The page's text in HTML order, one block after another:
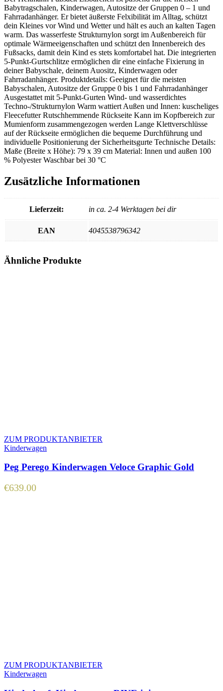
Babytragschalen, Kinderwagen, Autositze der Gruppen 0 – 1 und
Fahrradanhänger. Er bietet äußerste Felxibilität im Alltag, schützt
dein Kleines vor Wind und Wetter und hält es auch an kalten Tagen
warm. Das wasserfeste Strukturnylon sorgt im Außenbereich für
optimale Wärmeeigenschaften und schützt den Innenbereich des
Fußsacks, damit dein Kind es stets komfortabel hat. Die integrierten
5-Punkt-Gurtschlitze ermöglichen dir eine einfache Fixierung in
deiner Babyschale, deinem Auositz, Kinderwagen oder
Fahrradanhänger. Produktdetails: Geeignet für die meisten
Babyschalen, Autositze der Gruppe 0 bis 1 und Fahrradanhänger
Ausgestattet mit 5-Punkt-Gurten Wind- und wasserdichtes
Techno-/Strukturnylon Warm wattiert Außen und Innen: kuscheliges
Fleecefutter Rutschhemmende Rückseite Kann im Kopfbereich zur
Mumienform zusammengezogen werden Lange Klettverschlüsse
auf der Rückseite ermöglichen die bequeme Durchführung und
individuelle Positionierung der Sicherheitsgurte Technische Details:
Maße (Breite x Höhe): 79 x 39 cm Material: Innen und außen 100
% Polyester Waschbar bei 30 °C
Zusätzliche Informationen
Lieferzeit: in ca. 2-4 Werktagen bei dir
EAN 4045538796342
Ähnliche Produkte
ZUM PRODUKTANBIETER
Kinderwagen
Peg Perego Kinderwagen Veloce Graphic Gold
€639.00
ZUM PRODUKTANBIETER
Kinderwagen